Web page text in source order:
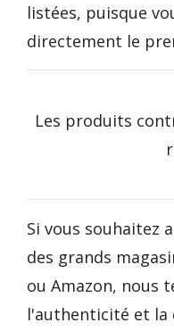
listées, puisque
directement le
Les produits
Si vous souhaitez
des grands
ou Amazon, nous
l'authenticité et la